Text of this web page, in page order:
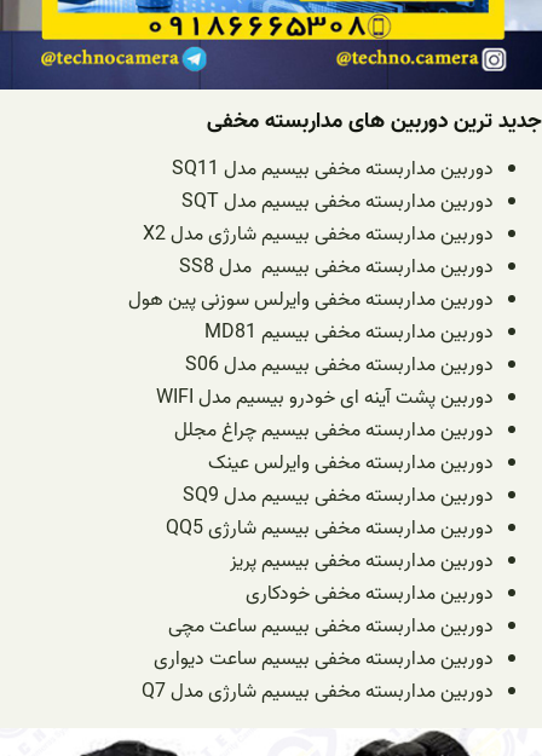
جدید ترین دوربین های مداربسته مخفی
دوربین مداربسته مخفی بیسیم مدل SQ11
دوربین مداربسته مخفی بیسیم مدل SQT
دوربین مداربسته مخفی بیسیم شارژی مدل X2
دوربین مداربسته مخفی بیسیم مدل SS8
دوربین مداربسته مخفی وایرلس سوزنی پین هول
دوربین مداربسته مخفی بیسیم MD81
دوربین مداربسته مخفی بیسیم مدل S06
دوربین پشت آینه ای خودرو بیسیم مدل WIFI
دوربین مداربسته مخفی بیسیم چراغ مجلل
دوربین مداربسته مخفی وایرلس عینک
دوربین مداربسته مخفی بیسیم مدل SQ9
دوربین مداربسته مخفی بیسیم شارژی QQ5
دوربین مداربسته مخفی بیسیم پریز
دوربین مداربسته مخفی خودکاری
دوربین مداربسته مخفی بیسیم ساعت مچی
دوربین مداربسته مخفی بیسیم ساعت دیواری
دوربین مداربسته مخفی بیسیم شارژی مدل Q7